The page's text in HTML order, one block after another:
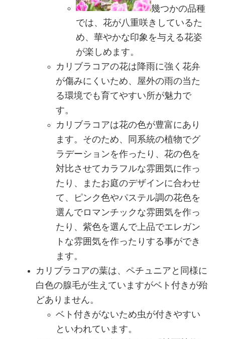
幾つかの品種
では、花が八重咲きしているた
め、華やかな印象を与える花姿
が楽しめます。
カリブラコアの花は降雨に強く花弁
が傷みにくいため、屋外の雨の当た
る環境でも育てやすい所が魅力で
す。
カリブラコアは花の色が豊富にあり
ます。そのため、同系統の植物でグ
ラデーションを作ったり、花の色を
対比させてカラフルな雰囲気に作っ
たり、またお庭のデザインに合わせ
て、ピンク色やパステル調の花色を
選んでロマンチックな雰囲気を作っ
たり、紫色を選んで上品でエレガン
トな雰囲気を作ったりする事ができ
ます。
カリブラコアの葉は、ペチュニアと同様に
白色の腺毛が生えていますがベト付きが殆
どありません。
ベト付きがないため虫が付きやすい
といわれています。